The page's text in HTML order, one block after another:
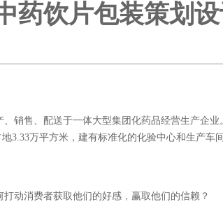
药饮片包装策划
销售、配送于一体大型集团化药品经营生产企
3.33万平方米，建有标准化的化验中心和生产车间
动消费者获取他们的好感，赢取他们的信赖？